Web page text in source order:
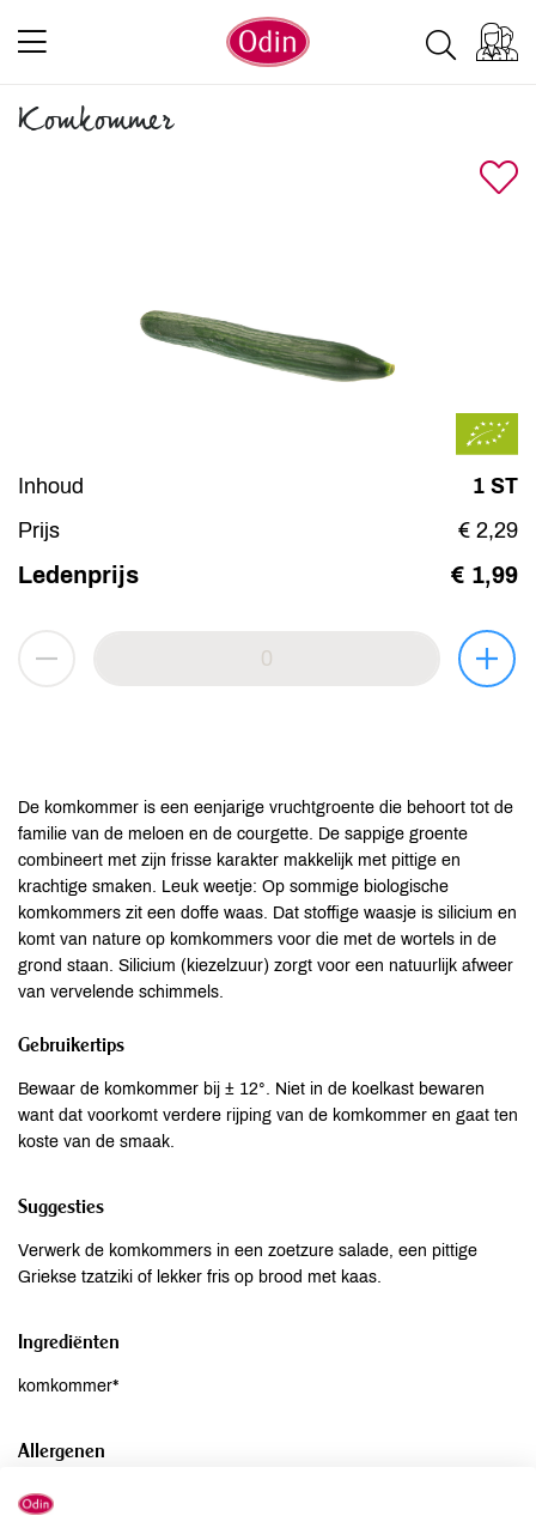
Komkommer
Inhoud
1 ST
Prijs
€ 2,29
Ledenprijs € 1,99
De komkommer is een eenjarige vruchtgroente die behoort tot de
familie van de meloen en de courgette. De sappige groente
combineert met zijn frisse karakter makkelijk met pittige en
krachtige smaken. Leuk weetje: Op sommige biologische
komkommers zit een doffe waas. Dat stoffige waasje is silicium en
komt van nature op komkommers voor die met de wortels in de
grond staan. Silicium (kiezelzuur) zorgt voor een natuurlijk afweer
van vervelende schimmels.
Gebruikertips
Bewaar de komkommer bij ± 12°. Niet in de koelkast bewaren
want dat voorkomt verdere rijping van de komkommer en gaat ten
koste van de smaak.
Suggesties
Verwerk de komkommers in een zoetzure salade, een pittige
Griekse tzatziki of lekker fris op brood met kaas.
Ingrediënten
komkommer*
Allergenen
Aardnoten